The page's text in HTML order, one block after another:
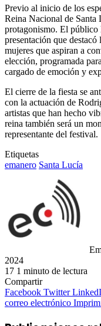
Previo al inicio de los
Reina Nacional de Santa
protagonismo. El público
presentación que
mujeres que aspiran a
elección, programada
cargado de emoción y
El cierre de la fiesta se
con la actuación de
artistas que han hecho
reina también será un
representante del festival.
Etiquetas
emanero Santa Lucía
2024
17 1 minuto de lectura
Compartir
Facebook Twitter
correo electrónico